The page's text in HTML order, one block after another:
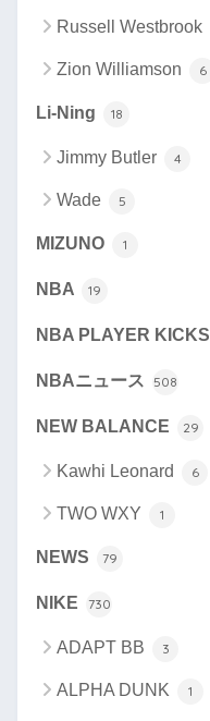
Russell Westbrook
Zion Williamson 6
Li-Ning 18
Jimmy Butler 4
Wade 5
MIZUNO 1
NBA 19
NBA PLAYER KICKS
NBAニュース 508
NEW BALANCE 29
Kawhi Leonard 6
TWO WXY 1
NEWS 79
NIKE 730
ADAPT BB 3
ALPHA DUNK 1